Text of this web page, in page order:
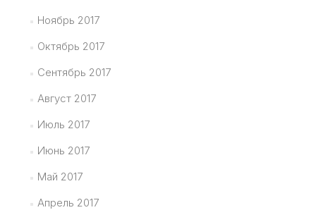
Ноябрь 2017
Октябрь 2017
Сентябрь 2017
Август 2017
Июль 2017
Июнь 2017
Май 2017
Апрель 2017